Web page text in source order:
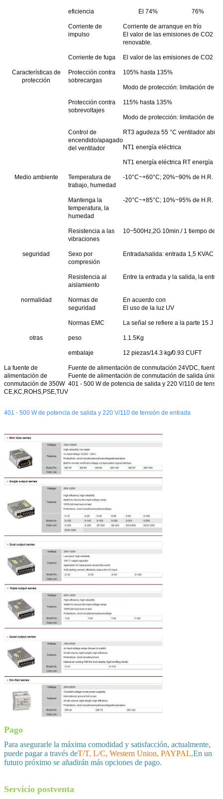
eficiencia El 74% 76%
Corriente de
impulso
Corriente de arranque en frío
El valor de las emisiones de CO2
renovable.
Corriente de fuga El valor de las emisiones de CO2
Características de
protección
Protección contra
sobrecargas
105% hasta 135%
Modo de protección: limitación de
Protección contra
sobrevoltajes
115% hasta 135%
Modo de protección: limitación de
Control de
encendido/apagado
del ventilador
RT3 agudeza 55 °C ventilador
NT1 energía eléctrica
NT1 energía eléctrica RT energía
Medio ambiente
Temperatura de
trabajo, humedad
-10°C~+60°C; 20%~90% de H.R.
Mantenga la
temperatura, la
humedad
-20°C~+85°C; 10%~95% de H.R.
Resistencia a las
vibraciones
10~500Hz,2G 10min./ 1 tiempo de
seguridad
Sexo por
compresión
Entrada/salida: entrada 1,5 KVAC y
Resistencia al
aislamiento
Entre la entrada y la salida, la
normalidad
Normas de
seguridad
En acuerdo con
El uso de la luz UV
Normas EMC La señal se refiere a la parte 15 J
otras peso 1.1.5Kg
embalaje 12 piezas/14.3 kg/0.93 CUFT
La fuente de
alimentación de
conmutación de 350W
CE,KC,ROHS,PSE,TUV
Fuente de alimentación de conmutación 24VDC, fuente
Fuente de alimentación de conmutación de salida única
401 - 500 W de potencia de salida y 220 V/110 de
401 - 500 W de potencia de salida y 220 V/110 de tensión de entrada
Pago
Para asegurarle la máxima comodidad y satisfacción, actualmente,
puede pagar a través deT/T, L/C, Western Union, PAYPAL,En un
futuro próximo se añadirán más opciones de pago.
Servicio postventa